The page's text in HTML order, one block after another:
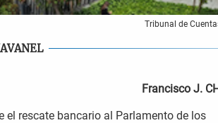
Tribunal de
Francisco J.
el rescate bancario al Parlamento de los